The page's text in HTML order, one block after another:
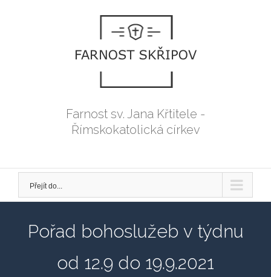
Farnost sv. Jana Křtitele -
Římskokatolická církev
Přejít do...
Pořad bohoslužeb v týdnu
od 12.9 do 19.9.2021